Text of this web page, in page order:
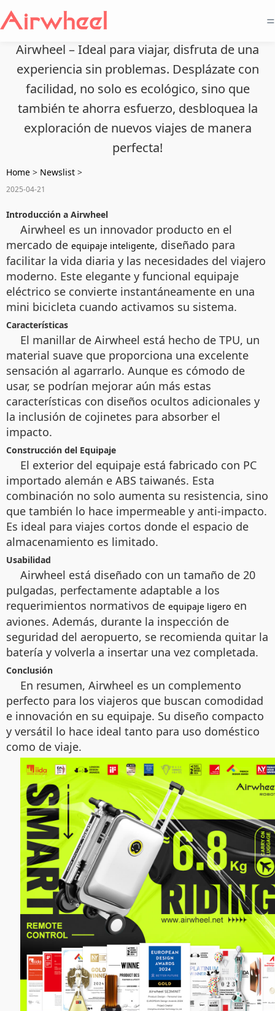
=
Airwheel – Ideal para viajar, disfruta de una
experiencia sin problemas. Desplázate con
facilidad, no solo es ecológico, sino que
también te ahorra esfuerzo, desbloquea la
exploración de nuevos viajes de manera
perfecta!
Home > Newslist >
2025-04-21
Introducción a Airwheel
Airwheel es un innovador producto en el
mercado de equipaje inteligente, diseñado para
facilitar la vida diaria y las necesidades del viajero
moderno. Este elegante y funcional equipaje
eléctrico se convierte instantáneamente en una
mini bicicleta cuando activamos su sistema.
Características
El manillar de Airwheel está hecho de TPU, un
material suave que proporciona una excelente
sensación al agarrarlo. Aunque es cómodo de
usar, se podrían mejorar aún más estas
características con diseños ocultos adicionales y
la inclusión de cojinetes para absorber el
impacto.
Construcción del Equipaje
El exterior del equipaje está fabricado con PC
importado alemán e ABS taiwanés. Esta
combinación no solo aumenta su resistencia, sino
que también lo hace impermeable y anti-impacto.
Es ideal para viajes cortos donde el espacio de
almacenamiento es limitado.
Usabilidad
Airwheel está diseñado con un tamaño de 20
pulgadas, perfectamente adaptable a los
requerimientos normativos de equipaje ligero en
aviones. Además, durante la inspección de
seguridad del aeropuerto, se recomienda quitar la
batería y volverla a insertar una vez completada.
Conclusión
En resumen, Airwheel es un complemento
perfecto para los viajeros que buscan comodidad
e innovación en su equipaje. Su diseño compacto
y versátil lo hace ideal tanto para uso doméstico
como de viaje.